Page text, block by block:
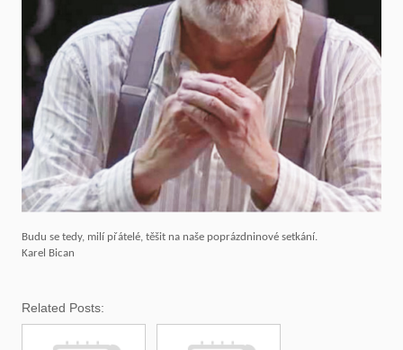
Budu se tedy, milí přátelé, těšit na naše poprázdninové setkání.
Karel Bican
Related Posts: